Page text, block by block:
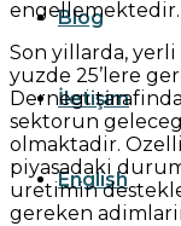
Blog
İletişim
English
engellemektedir.
Son yillarda,
yuzde 25’lere
Dernegi
sektorun
olmaktadir.
piyasadaki
uretimin
gereken